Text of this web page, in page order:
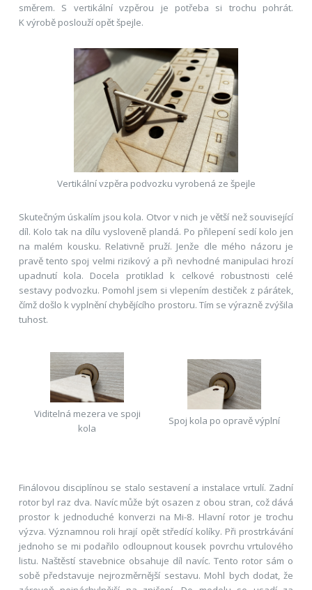
směrem. S vertikální vzpěrou je potřeba si trochu pohrát.
K výrobě poslouží opět špejle.
Vertikální vzpěra podvozku vyrobená ze špejle
Skutečným úskalím jsou kola. Otvor v nich je větší než související
díl. Kolo tak na dílu vysloveně plandá. Po přilepení sedí kolo jen
na malém kousku. Relativně pruží. Jenže dle mého názoru je
pravě tento spoj velmi rizikový a při nevhodné manipulaci hrozí
upadnutí kola. Docela protiklad k celkové robustnosti celé
sestavy podvozku. Pomohl jsem si vlepením destiček z párátek,
čímž došlo k vyplnění chybějícího prostoru. Tím se výrazně zvýšila
tuhost.
Viditelná mezera ve spoji
kola
Spoj kola po opravě výplní
Finálovou disciplínou se stalo sestavení a instalace vrtulí. Zadní
rotor byl raz dva. Navíc může být osazen z obou stran, což dává
prostor k jednoduché konverzi na Mi-8. Hlavní rotor je trochu
výzva. Významnou roli hrají opět středící kolíky. Při prostrkávání
jednoho se mi podařilo odloupnout kousek povrchu vrtulového
listu. Naštěstí stavebnice obsahuje díl navíc. Tento rotor sám o
sobě představuje nejrozměrnější sestavu. Mohl bych dodat, že